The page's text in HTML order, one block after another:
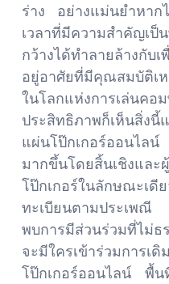
ร่าง อย่างแม่นยำหาก
เวลาที่มีความสำคัญเป็
กว้างได้ทำลายล้างกับ
อยู่อาศัยที่มีคุณสมบัติเ
ในโลกแห่งการเล่นคอ
ประสิทธิภาพก็เห็นสิ่งนี้
แผ่นโป๊กเกอร์ออนไล
มากขึ้นโดยสิ้นเชิงและ
โป๊กเกอร์ในลักษณะเดี
ทะเบียนตามประเพณี
พบการมีส่วนร่วมที่ไม่ธ
จะมีใครเข้าร่วมการเ
โป๊กเกอร์ออนไลน์ พื้น